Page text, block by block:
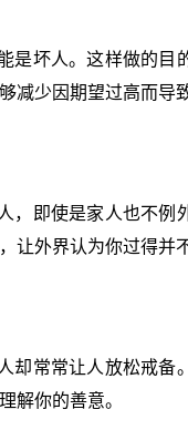
坏人。这样做的目
减少因期望过高而导
即使是家人也不例
让外界认为你过得并
常常让人放松戒备
解你的善意。